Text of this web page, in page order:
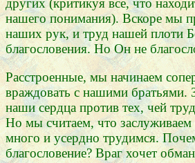
других (критикуя все, что
нашего понимания). Вскоре мы
наших рук, и труд нашей плоти
благословения. Но Он не
Расстроенные, мы начинаем
враждовать с нашими братьями.
наши сердца против тех, чей
Но мы считаем, что заслуживаем
много и усердно трудимся.
благословение? Враг хочет